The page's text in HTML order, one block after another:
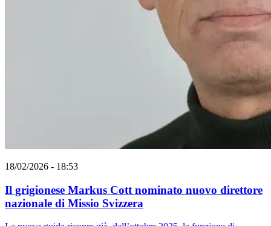
18/02/2026 - 18:53
Il grigionese Markus Cott nominato nuovo direttore
nazionale di Missio Svizzera